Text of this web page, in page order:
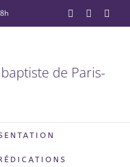
YouTubeFacebook
de Paris-